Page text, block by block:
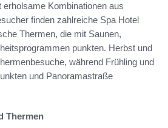
Kombinationen aus
finden zahlreiche Spa Hotel
Thermen, die mit Saunen,
punkten. Herbst und
während Frühling und
und Panoramastraße
Thermen